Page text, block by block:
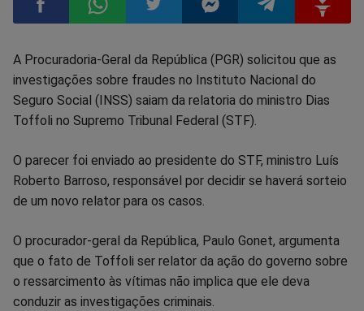
Compartilhar
no
Compartilhar
no
Compartilhar
no
Compartilhar
no
Compartilhar
no
no
A Procuradoria-Geral da República (PGR) solicitou que as
investigações sobre fraudes no Instituto Nacional do
Seguro Social (INSS) saiam da relatoria do ministro Dias
Toffoli no Supremo Tribunal Federal (STF).
O parecer foi enviado ao presidente do STF, ministro Luís
Roberto Barroso, responsável por decidir se haverá sorteio
de um novo relator para os casos.
O procurador-geral da República, Paulo Gonet, argumenta
que o fato de Toffoli ser relator da ação do governo sobre
o ressarcimento às vítimas não implica que ele deva
conduzir as investigações criminais.